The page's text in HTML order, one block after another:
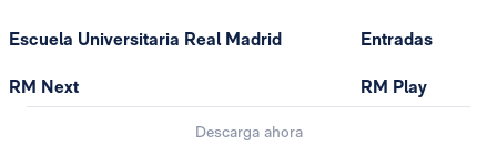
Escuela Universitaria Real Madrid
RM Next
Entradas
RM Play
Descarga ahora